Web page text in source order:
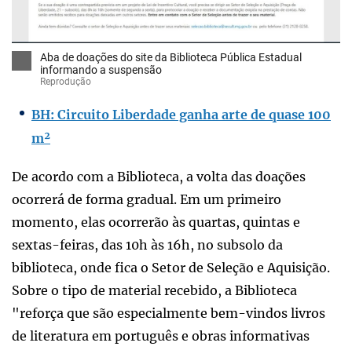
Aba de doações do site da Biblioteca Pública Estadual
informando a suspensão
Reprodução
BH: Circuito Liberdade ganha arte de quase 100
m²
De acordo com a Biblioteca, a volta das doações
ocorrerá de forma gradual. Em um primeiro
momento, elas ocorrerão às quartas, quintas e
sextas-feiras, das 10h às 16h, no subsolo da
biblioteca, onde fica o Setor de Seleção e Aquisição.
Sobre o tipo de material recebido, a Biblioteca
"reforça que são especialmente bem-vindos livros
de literatura em português e obras informativas